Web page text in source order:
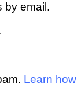
by email.
Learn how